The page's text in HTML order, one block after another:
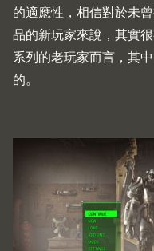
的適應性，相信對於未
品的新玩家來說，其實
系列的老玩家而言，其
的。